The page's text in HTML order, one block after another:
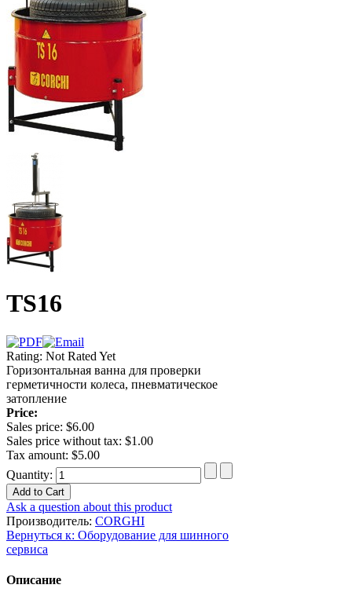
TS16
Rating: Not Rated Yet
Горизонтальная ванна для проверки
герметичности колеса, пневматическое
затопление
Price:
Sales price: $6.00
Sales price without tax: $1.00
Tax amount: $5.00
Quantity:
Ask a question about this product
Производитель: CORGHI
Вернуться к: Оборудование для шинного
сервиса
Описание